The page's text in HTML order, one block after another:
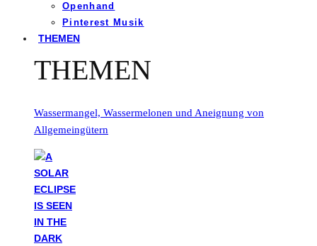
Openhand
Pinterest Musik
THEMEN
THEMEN
Wassermangel, Wassermelonen und Aneignung von
Allgemeingütern